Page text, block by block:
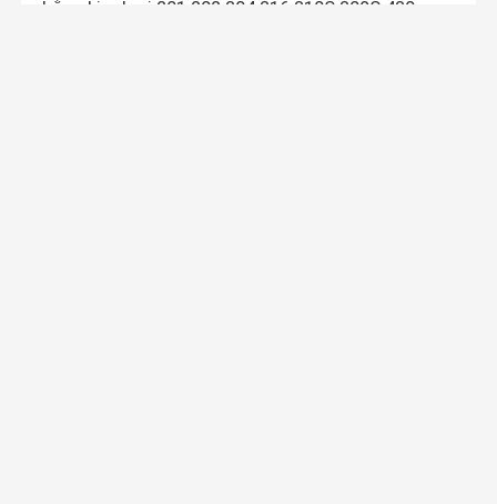
bằng kim loại 201 202 304 316 310S 309S 430